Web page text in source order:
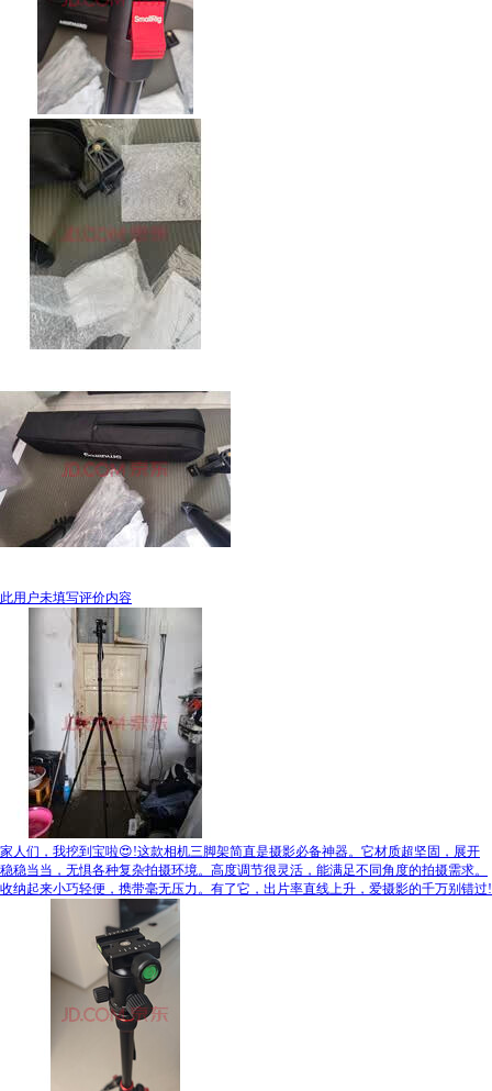
此用户未填写评价内容
家人们，我挖到宝啦😍!这款相机三脚架简直是摄影必备神器。它材质超坚固，展开
稳稳当当，无惧各种复杂拍摄环境。高度调节很灵活，能满足不同角度的拍摄需求。
收纳起来小巧轻便，携带毫无压力。有了它，出片率直线上升，爱摄影的千万别错过!